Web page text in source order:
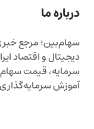
درباره ما
سهام‌بین؛ مرجع
دیجیتال و اقتصاد
سرمایه، قیمت
آموزش